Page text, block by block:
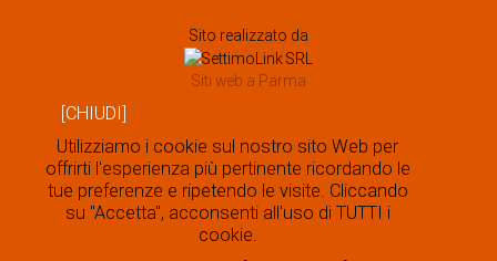
Sito realizzato da
Siti web a Parma
[CHIUDI]
Utilizziamo i cookie sul nostro sito Web per
offrirti l'esperienza più pertinente ricordando le
tue preferenze e ripetendo le visite. Cliccando
su "Accetta", acconsenti all'uso di TUTTI i
cookie.